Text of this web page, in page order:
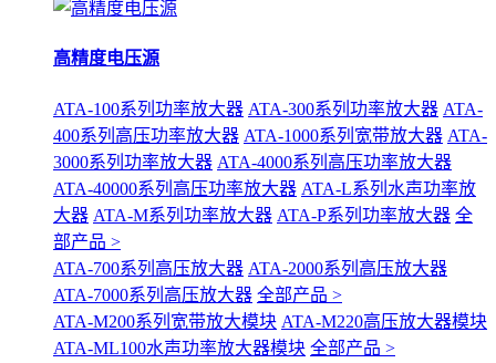
高精度电压源
ATA-100系列功率放大器 ATA-300系列功率放大器 ATA-
400系列高压功率放大器 ATA-1000系列宽带放大器 ATA-
3000系列功率放大器 ATA-4000系列高压功率放大器
ATA-40000系列高压功率放大器 ATA-L系列水声功率放
大器 ATA-M系列功率放大器 ATA-P系列功率放大器 全
部产品 >
ATA-700系列高压放大器 ATA-2000系列高压放大器
ATA-7000系列高压放大器 全部产品 >
ATA-M200系列宽带放大模块 ATA-M220高压放大器模块
ATA-ML100水声功率放大器模块 全部产品 >